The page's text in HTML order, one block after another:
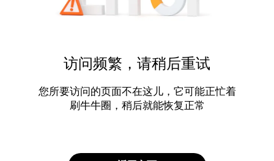
访问频繁，请稍后重试
您所要访问的页面不在这儿，它可能正忙着
刷牛牛圈，稍后就能恢复正常